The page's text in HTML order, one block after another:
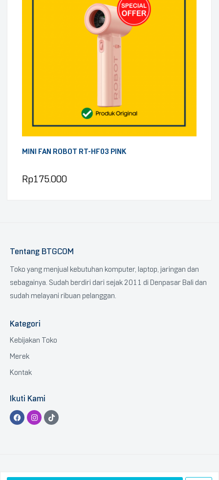
MINI FAN ROBOT RT-HF03 PINK
Rp175.000
Tentang BTGCOM
Toko yang menjual kebutuhan komputer, laptop, jaringan dan
sebagainya. Sudah berdiri dari sejak 2011 di Denpasar Bali dan
sudah melayani ribuan pelanggan.
Kategori
Kebijakan Toko
Merek
Kontak
Ikuti Kami